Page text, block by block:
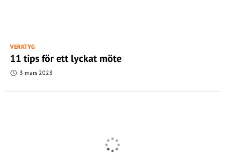
VERKTYG
11 tips för ett lyckat möte
3 mars 2023